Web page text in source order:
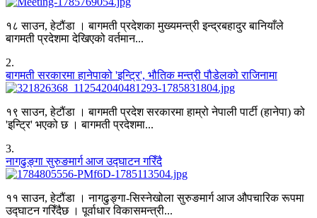
१८ साउन, हेटौंडा । बागमती प्रदेशका मुख्यमन्त्री इन्द्रबहादुर बानियाँले
बागमती प्रदेशमा देखिएको वर्तमान...
2.
बागमती सरकारमा हानेपाको 'इन्ट्रि', भौतिक मन्त्री पौडेलको राजिनामा
१९ साउन, हेटौंडा । बागमती प्रदेश सरकारमा हाम्रो नेपाली पार्टी (हानेपा) को
'इन्ट्रि' भएको छ । बागमती प्रदेशमा...
3.
नागढुङ्गा सुरुङमार्ग आज उद्घाटन गरिँदै
११ साउन, हेटौंडा । नागढुङ्गा-सिस्नेखोला सुरुङमार्ग आज औपचारिक रूपमा
उद्घाटन गरिँदैछ । पूर्वाधार विकासमन्त्री...